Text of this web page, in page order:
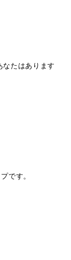
なたはあります
です。